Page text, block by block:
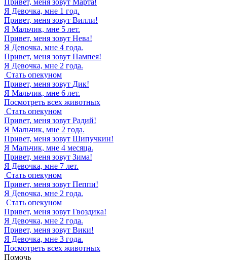
Привет, меня зовут Марта!
Я Девочка, мне 1 год.
Привет, меня зовут Вилли!
Я Мальчик, мне 5 лет.
Привет, меня зовут Нева!
Я Девочка, мне 4 года.
Привет, меня зовут Пампея!
Я Девочка, мне 2 года.
Стать опекуном
Привет, меня зовут Дик!
Я Мальчик, мне 6 лет.
Посмотреть всех животных
Стать опекуном
Привет, меня зовут Радий!
Я Мальчик, мне 2 года.
Привет, меня зовут Шипучкин!
Я Мальчик, мне 4 месяца.
Привет, меня зовут Зима!
Я Девочка, мне 7 лет.
Стать опекуном
Привет, меня зовут Пеппи!
Я Девочка, мне 2 года.
Стать опекуном
Привет, меня зовут Гвоздика!
Я Девочка, мне 2 года.
Привет, меня зовут Вики!
Я Девочка, мне 3 года.
Посмотреть всех животных
Помочь